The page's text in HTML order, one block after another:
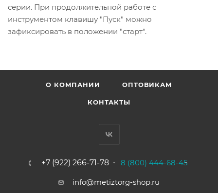
серии. При продолжительной работе с
инструментом клавишу "Пуск" можно
зафиксировать в положении "старт".
О КОМПАНИИ ОПТОВИКАМ
КОНТАКТЫ
+7 (922) 266-71-78 8 (800) 444-68-45
info@metiztorg-shop.ru